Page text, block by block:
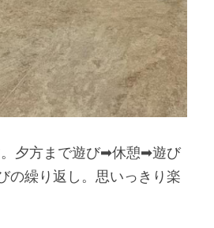
夕方まで遊び➡休憩➡遊び
の繰り返し。思いっきり楽